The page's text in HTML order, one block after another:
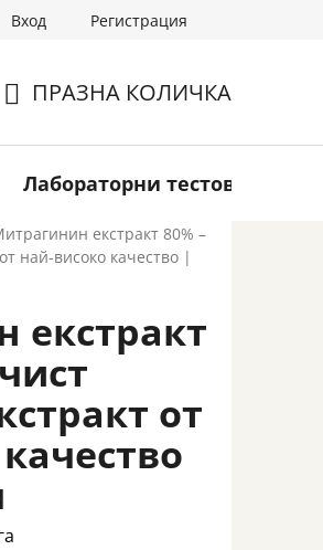
Търговия на едро
Вход Регистрация
ЗА
ПАЗАРУВАНЕ
ПРАЗНА КОЛИЧКА
Лабораторни тестове
екстракт 80% –
най-високо качество |
екстракт
от